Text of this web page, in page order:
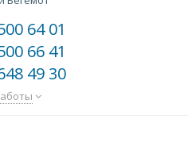
64 01
66 41
49 30